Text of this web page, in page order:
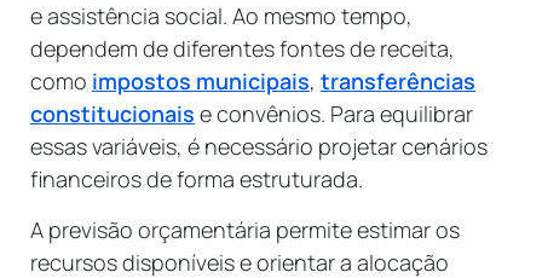
e assistência social. Ao mesmo tempo,
dependem de diferentes fontes de receita,
como impostos municipais, transferências
constitucionais e convênios. Para equilibrar
essas variáveis, é necessário projetar cenários
financeiros de forma estruturada.
A previsão orçamentária permite estimar os
recursos disponíveis e orientar a alocação